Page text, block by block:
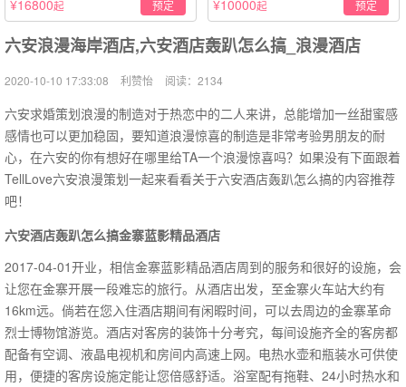
¥16800起 预定 ¥10000起 预定
六安浪漫海岸酒店,六安酒店轰趴怎么搞_浪漫酒店
2020-10-10 17:33:08 利赞怡 阅读：2134
六安求婚策划浪漫的制造对于热恋中的二人来讲，总能增加一丝甜蜜感
感情也可以更加稳固，要知道浪漫惊喜的制造是非常考验男朋友的耐
心，在六安的你有想好在哪里给TA一个浪漫惊喜吗？如果没有下面跟着
TellLove六安浪漫策划一起来看看关于六安酒店轰趴怎么搞的内容推荐
吧！
六安酒店轰趴怎么搞金寨蓝影精品酒店
2017-04-01开业，相信金寨蓝影精品酒店周到的服务和很好的设施，会
让您在金寨开展一段难忘的旅行。从酒店出发，至金寨火车站大约有
16km远。倘若在您入住酒店期间有闲暇时间，可以去周边的金寨革命
烈士博物馆游览。酒店对客房的装饰十分考究，每间设施齐全的客房都
配备有空调、液晶电视机和房间内高速上网。电热水壶和瓶装水可供使
用，便捷的客房设施定能让您倍感舒适。浴室配有拖鞋、24小时热水和